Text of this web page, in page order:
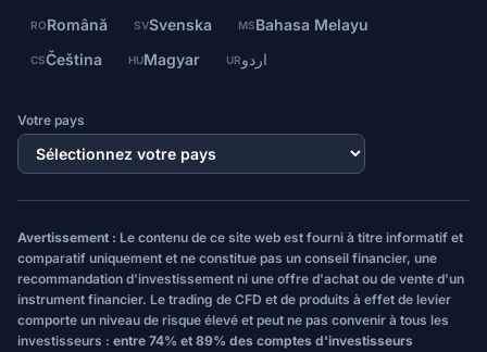
RORomână SVSvenska MSBahasa Melayu
CSČeština HUMagyar URاردو
Votre pays
Avertissement : Le contenu de ce site web est fourni à titre informatif et
comparatif uniquement et ne constitue pas un conseil financier, une
recommandation d'investissement ni une offre d'achat ou de vente d'un
instrument financier. Le trading de CFD et de produits à effet de levier
comporte un niveau de risque élevé et peut ne pas convenir à tous les
investisseurs : entre 74% et 89% des comptes d'investisseurs